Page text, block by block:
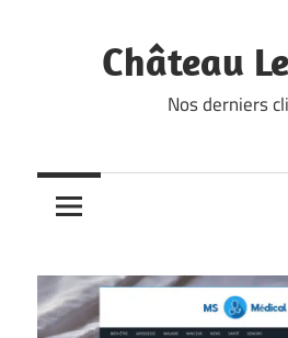
Château
Nos derniers